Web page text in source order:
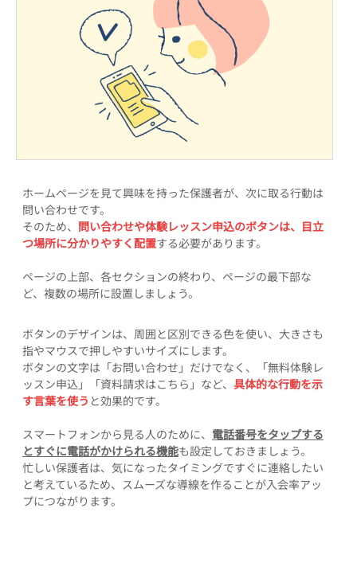
ホームページを見て興味を持った保護者が、次に取る行動は
問い合わせです。
そのため、 問い合わせや体験レッスン申込のボタンは、目立
つ場所に分かりやすく配置する必要があります。
ページの上部、各セクションの終わり、ページの最下部な
ど、複数の場所に設置しましょう。
ボタンのデザインは、周囲と区別できる色を使い、大きさも
指やマウスで押しやすいサイズにします。
ボタンの文字は「お問い合わせ」だけでなく、「無料体験レ
ッスン申込」「資料請求はこちら」など、 具体的な行動を示
す言葉を使うと効果的です。
スマートフォンから見る人のために、 電話番号をタップする
とすぐに電話がかけられる機能も設定しておきましょう。
忙しい保護者は、気になったタイミングですぐに連絡したい
と考えているため、スムーズな導線を作ることが入会率アッ
プにつながります。